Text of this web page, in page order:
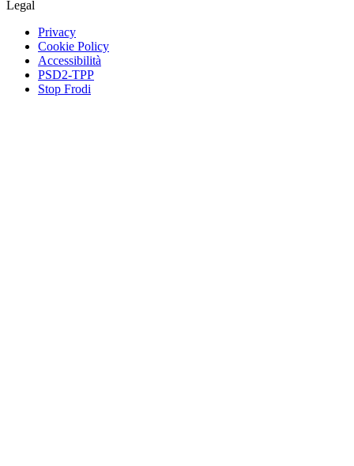
Legal
Privacy
Cookie Policy
Accessibilità
PSD2-TPP
Stop Frodi